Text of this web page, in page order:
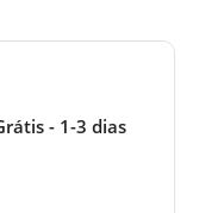
- 1-3 dias